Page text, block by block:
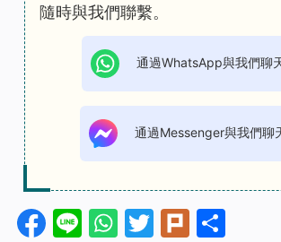
隨時與我們聯繫。
通過WhatsApp與我們聊
通過Messenger與我們聊
Facebook
LineWhatsApp
Twitter
Plurk